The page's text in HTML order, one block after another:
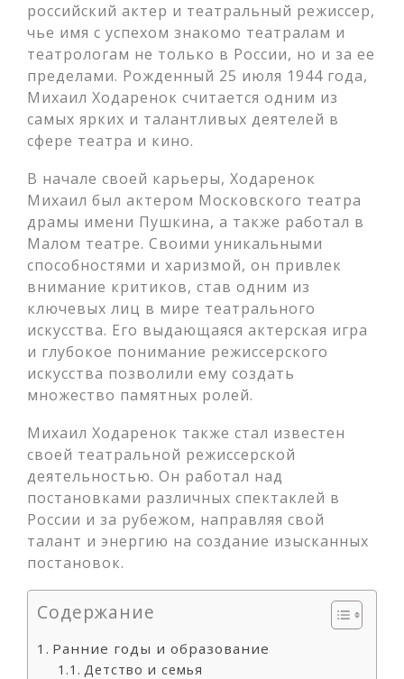
российский актер и театральный режиссер,
чье имя с успехом знакомо театралам и
театрологам не только в России, но и за ее
пределами. Рожденный 25 июля 1944 года,
Михаил Ходаренок считается одним из
самых ярких и талантливых деятелей в
сфере театра и кино.
В начале своей карьеры, Ходаренок
Михаил был актером Московского театра
драмы имени Пушкина, а также работал в
Малом театре. Своими уникальными
способностями и харизмой, он привлек
внимание критиков, став одним из
ключевых лиц в мире театрального
искусства. Его выдающаяся актерская игра
и глубокое понимание режиссерского
искусства позволили ему создать
множество памятных ролей.
Михаил Ходаренок также стал известен
своей театральной режиссерской
деятельностью. Он работал над
постановками различных спектаклей в
России и за рубежом, направляя свой
талант и энергию на создание изысканных
постановок.
Содержание
Ранние годы и образование
Детство и семья